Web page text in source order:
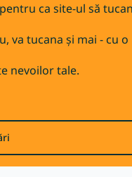
ca site-ul să
va tucana și mai - cu o
nevoilor tale.